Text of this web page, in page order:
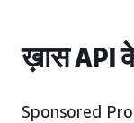
ख़ास API
Sponsored